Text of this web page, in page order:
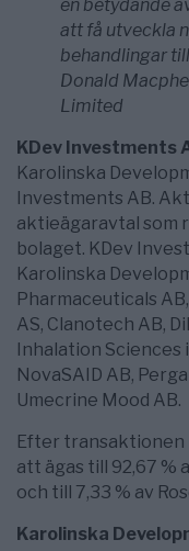
en betydande
att få utveckla
behandlingar
Donald
Limited
KDev Investments
Karolinska
Investments AB.
aktieägaravtal som
bolaget. KDev
Karolinska
Pharmaceuticals
AS, Clanotech AB,
Inhalation Sciences
NovaSAID AB,
Umecrine Mood AB.
Efter transaktionen
att ägas till 92,67 %
och till 7,33 % av
Karolinska